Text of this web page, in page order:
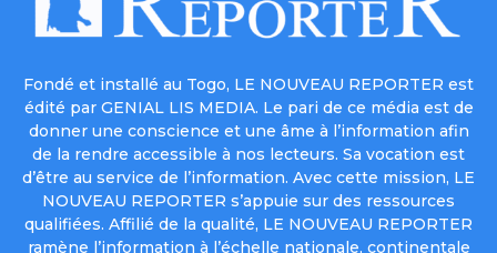
Fondé et installé au Togo, LE NOUVEAU REPORTER est
édité par GENIAL LIS MEDIA. Le pari de ce média est de
donner une conscience et une âme à l’information afin
de la rendre accessible à nos lecteurs. Sa vocation est
d’être au service de l’information. Avec cette mission, LE
NOUVEAU REPORTER s’appuie sur des ressources
qualifiées. Affilié de la qualité, LE NOUVEAU REPORTER
ramène l’information à l’échelle nationale, continentale